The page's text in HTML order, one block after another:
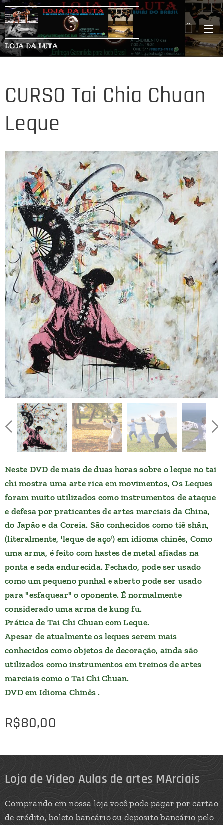
LOJA DA LUTA
CURSO Tai Chia Chuan
Leque
Neste DVD de mais de duas horas sobre o leque no tai
chi mostra uma arte rica em movimentos, Os Leques
foram muito utilizados como instrumentos de ataque
e defesa por praticantes de artes marciais da China,
do Japão e da Coreia. São conhecidos como tiě shān,
(literalmente, 'leque de aço') em idioma chinês, Como
uma arma, é feito com hastes de metal afiadas na
ponta e seda endurecida. Fechado, pode ser usado
como um pequeno punhal e aberto pode ser usado
para "esfaquear" o oponente. É normalmente
considerado uma arma de kung fu.
Prática de Tai Chi Chuan com Leque.
Apesar de atualmente os leques serem mais
conhecidos como objetos de decoração, ainda são
utilizados como instrumentos em treinos de artes
marciais como o Tai Chi Chuan.
DVD em Idioma Chinês .
R$80,00
Loja de Video Aulas de artes MArciais
Comprando em nossa loja você pode pagar por cartão
de crédito, boleto bancário ou deposito bancário pelo